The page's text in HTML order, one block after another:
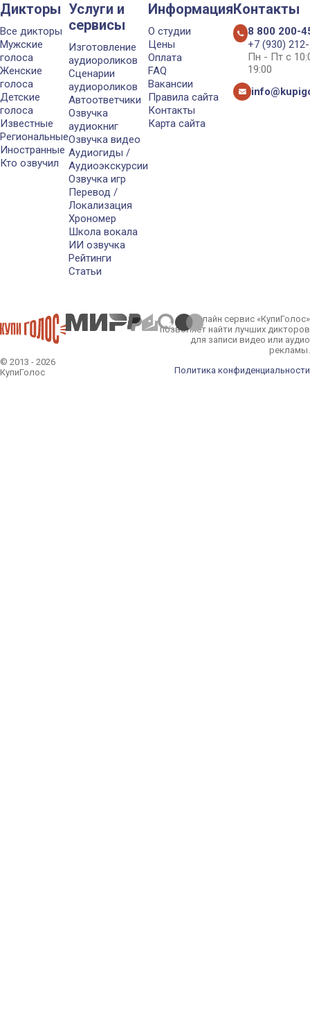
Дикторы
Все дикторы
Мужские
голоса
Женские
голоса
Детские
голоса
Известные
Региональные
Иностранные
Кто озвучил
Услуги и
сервисы
Изготовление
аудиороликов
Сценарии
аудиороликов
Автоответчики
Озвучка
аудиокниг
Озвучка видео
Аудиогиды /
Аудиоэкскурсии
Озвучка игр
Перевод /
Локализация
Хрономер
Школа вокала
ИИ озвучка
Рейтинги
Статьи
Информация
О студии
Цены
Оплата
FAQ
Вакансии
Правила сайта
Контакты
Карта сайта
Контакты
8 800 200-
+7 (930)
Пн - Пт с
19:00
© 2013 - 2026
КупиГолос
Онлайн сервис «КупиГолос»
позволяет найти лучших дикторов
для записи видео или аудио
рекламы.
Политика конфиденциальности